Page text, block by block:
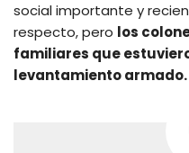
social importante y
respecto, pero los
familiares que
levantamiento armado.